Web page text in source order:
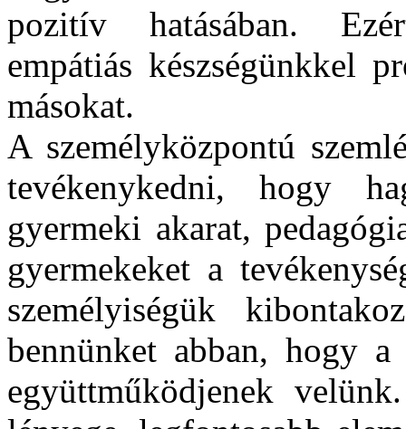
pozitív hatásában.
empátiás készségünkkel
másokat.
A személyközpontú
tevékenykedni, hogy
gyermeki akarat,
gyermekeket a
személyiségük
bennünket abban, hogy
együttműködjenek